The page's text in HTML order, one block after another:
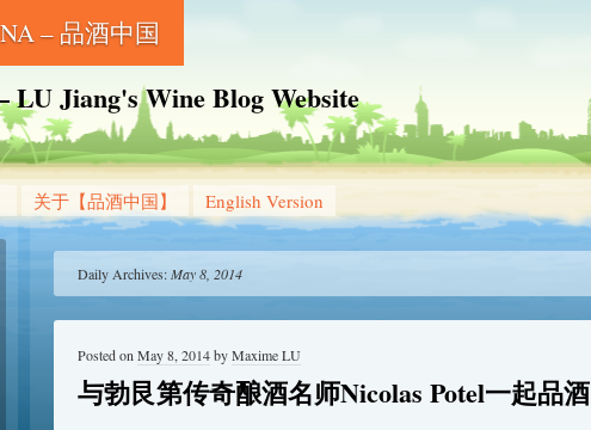
– 品酒中国
LU Jiang's Wine Blog Website
关于【品酒中国】 English Version
Daily Archives:May 8, 2014
与勃艮第传奇酿酒名师Nicolas Potel一起品酒
Posted on May 8, 2014byMaxime LU